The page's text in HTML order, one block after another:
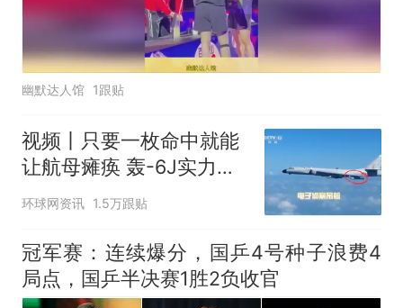
幽默达人馆 1跟贴
视频丨只要一枚命中就能
让航母瘫痪 轰-6J实力有
多强？
环球网资讯 1.5万跟贴
冠军赛：连续爆分，国乒4号种子浪费4
局点，国乒半决赛1胜2负收官